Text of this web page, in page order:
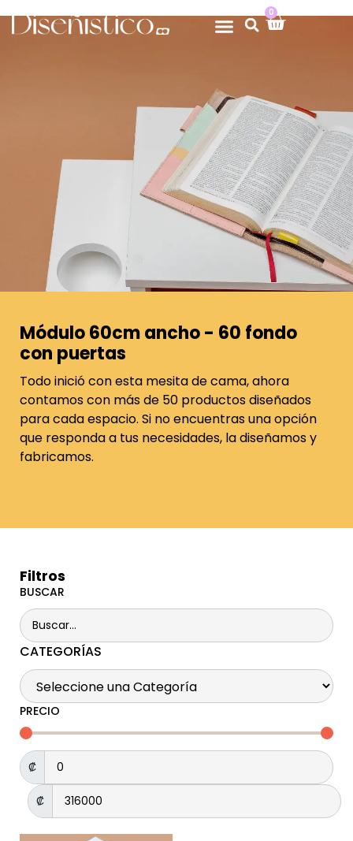
0
Módulo 60cm ancho - 60 fondo
con puertas
Todo inició con esta mesita de cama, ahora
contamos con más de 50 productos diseñados
para cada espacio. Si no encuentras una opción
que responda a tus necesidades, la diseñamos y
fabricamos.
Filtros
BUSCAR
CATEGORÍAS
PRECIO
₡
₡